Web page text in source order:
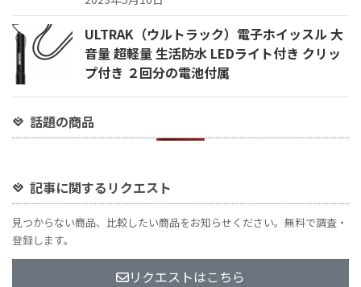
ULTRAK（ウルトラック）電子ホイッスル 大
音量 超軽量 生活防水 LEDライト付き クリッ
プ付き ２回分の電池付属
話題の商品
記事に関するリクエスト
見つからない商品、比較したい商品をお知らせください。無料で調査・
登録します。
リクエストはこちら